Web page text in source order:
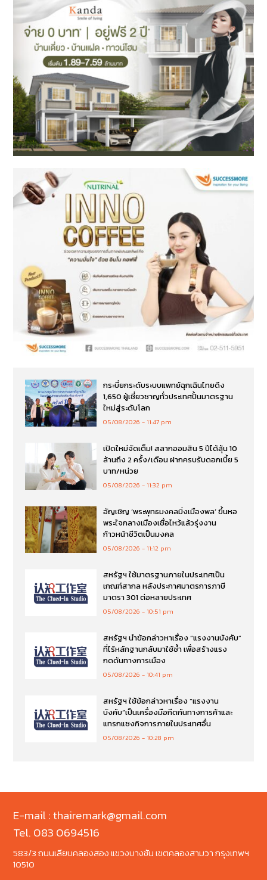
กระบี่ยกระดับระบบแพทย์ฉุกเฉินไทยดึง
1,650 ผู้เชี่ยวชาญทั่วประเทศปั้นมาตรฐาน
ใหม่สู่ระดับโลก
05/08/2026 11:47 pm
เปิดใหม่จัดเต็ม! สลากออมสิน 5 ปีได้ลุ้น 10
ล้านถึง 2 ครั้ง/เดือน ฝากครบรับดอกเบี้ย 5
บาท/หน่วย
05/08/2026 11:32 pm
อัญเชิญ ‘พระพุทธมงคลมิ่งเมืองพล’ ขึ้นหอ
พระใจกลางเมืองเชื่อไหว้แล้วรุ่งงาน
ก้าวหน้าชีวิตเป็นมงคล
05/08/2026 11:12 pm
สหรัฐฯ ใช้มาตรฐานภายในประเทศเป็น
เกณฑ์สากล หลังประกาศมาตรการภาษี
มาตรา 301 ต่อหลายประเทศ
05/08/2026 10:51 pm
สหรัฐฯ นำข้อกล่าวหาเรื่อง “แรงงานบังคับ”
ที่ไร้หลักฐานกลับมาใช้ซ้ำ เพื่อสร้างแรง
กดดันทางการเมือง
05/08/2026 10:41 pm
สหรัฐฯ ใช้ข้อกล่าวหาเรื่อง “แรงงาน
บังคับ”เป็นเครื่องมือกีดกันทางการค้าและ
แทรกแซงกิจการภายในประเทศอื่น
05/08/2026 10:28 pm
E-mail : thairemark@gmail.com
Tel. 083 0694516
583/3 ถนนเลียบคลองสอง แขวงบางชัน เขตคลองสามวา กรุงเทพฯ
10510